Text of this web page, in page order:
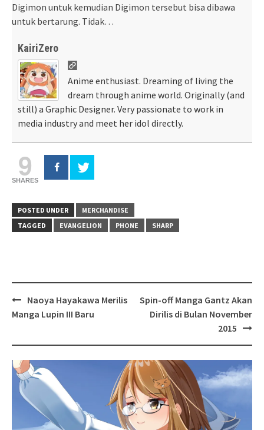
Digimon untuk kemudian Digimon tersebut bisa dibawa
untuk bertarung. Tidak…
KairiZero
Anime enthusiast. Dreaming of living the
dream through anime world. Originally (and
still) a Graphic Designer. Very passionate to work in
media industry and meet her idol directly.
9
SHARES
POSTED UNDER
MERCHANDISE
TAGGED
EVANGELION PHONE SHARP
Post
navigation
Naoya Hayakawa Merilis
Manga Lupin III Baru
Spin-off Manga Gantz Akan
Dirilis di Bulan November
2015